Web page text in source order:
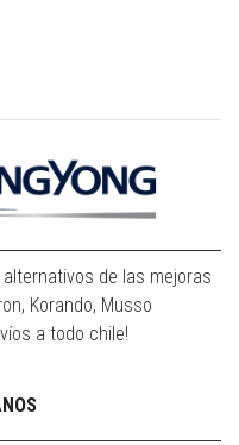
de las mejoras
Korando, Musso
a todo chile!